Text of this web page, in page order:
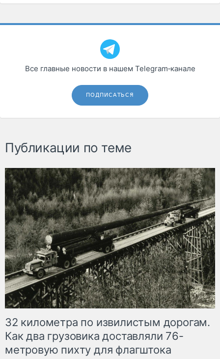
Все главные новости в нашем Telegram‑канале
ПОДПИСАТЬСЯ
Публикации по теме
32 километра по извилистым дорогам.
Как два грузовика доставляли 76-
метровую пихту для флагштока